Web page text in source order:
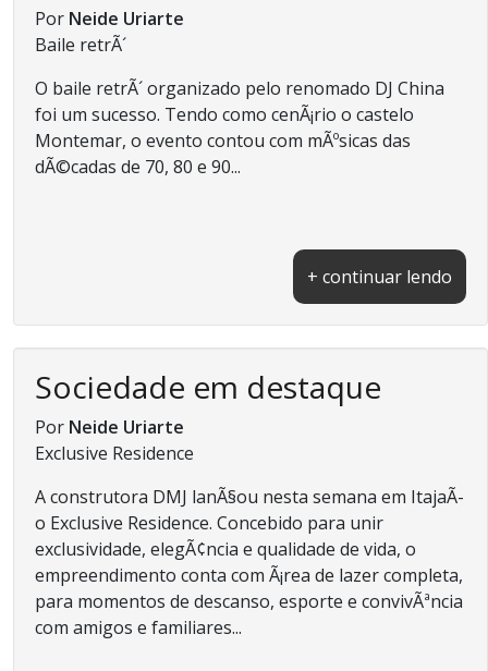
Por Neide Uriarte
Baile retrÃ´
O baile retrÃ´ organizado pelo renomado DJ China
foi um sucesso. Tendo como cenÃ¡rio o castelo
Montemar, o evento contou com mÃºsicas das
dÃ©cadas de 70, 80 e 90...
+ continuar lendo
Sociedade em destaque
Por Neide Uriarte
Exclusive Residence
A construtora DMJ lanÃ§ou nesta semana em ItajaÃ­
o Exclusive Residence. Concebido para unir
exclusividade, elegÃ¢ncia e qualidade de vida, o
empreendimento conta com Ã¡rea de lazer completa,
para momentos de descanso, esporte e convivÃªncia
com amigos e familiares...